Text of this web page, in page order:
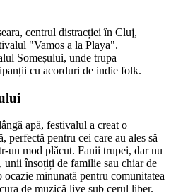
centrul distracției în Cluj,
"Vamos a la Playa".
Someșului, unde trupa
cu acorduri de indie folk.
apă, festivalul a creat o
perfectă pentru cei care au ales să
un mod plăcut. Fanii trupei, dar nu
unii însoțiți de familie sau chiar de
minunată pentru comunitatea
de muzică live sub cerul liber.